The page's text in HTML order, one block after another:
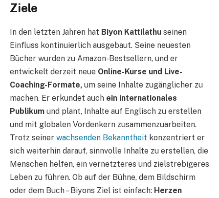
Ziele
In den letzten Jahren hat Biyon Kattilathu seinen
Einfluss kontinuierlich ausgebaut. Seine neuesten
Bücher wurden zu Amazon-Bestsellern, und er
entwickelt derzeit neue Online-Kurse und Live-
Coaching-Formate, um seine Inhalte zugänglicher zu
machen. Er erkundet auch ein internationales
Publikum und plant, Inhalte auf Englisch zu erstellen
und mit globalen Vordenkern zusammenzuarbeiten.
Trotz seiner wachsenden Bekanntheit konzentriert er
sich weiterhin darauf, sinnvolle Inhalte zu erstellen, die
Menschen helfen, ein vernetzteres und zielstrebigeres
Leben zu führen. Ob auf der Bühne, dem Bildschirm
oder dem Buch – Biyons Ziel ist einfach: Herzen